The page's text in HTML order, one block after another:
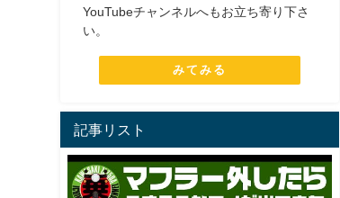
YouTubeチャンネルへもお立ち寄り下さ
い。
みてみる
記事リスト